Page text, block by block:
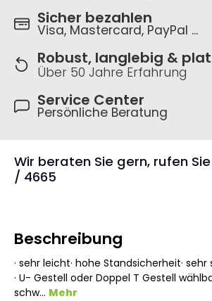
Sicher bezahlen
Visa, Mastercard, PayPal ...
Robust, langlebig &
Über 50 Jahre Erfahrung
Service Center
Persönliche Beratung
Wir beraten Sie gern, rufen
/ 4665
Beschreibung
· sehr leicht· hohe Standsicherheit·
· U- Gestell oder Doppel T Gestell
schw… Mehr